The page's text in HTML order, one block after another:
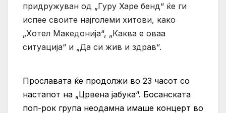
придружуван од „Гуру Харе бенд“ ќе ги
испее своите најголеми хитови, како
„Хотел Македонија“, „Каква е оваа
ситуација“ и „Да си жив и здрав“.
Прославата ќе продолжи во 23 часот со
настапот на „Црвена јабука“. Босанската
поп-рок група неодамна имаше концерт во